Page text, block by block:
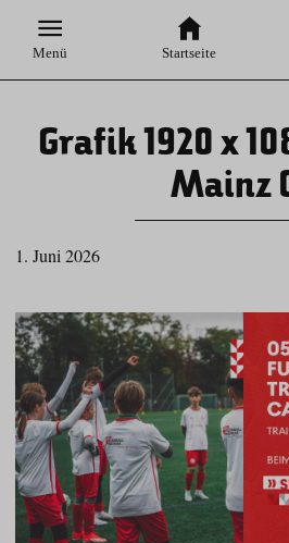
Menü Startseite
Grafik 1920 x
Mainz
1. Juni 2026